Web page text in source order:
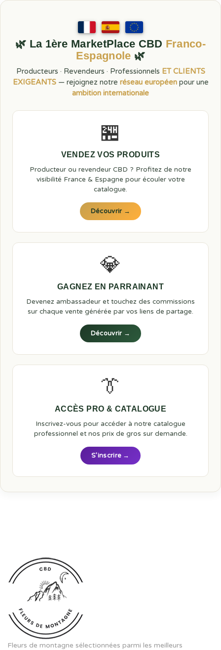
🌿 La 1ère MarketPlace CBD Franco-
Espagnole 🌿
Producteurs · Revendeurs · Professionnels ET CLIENTS
EXIGEANTS— rejoignez notre réseau européenpour une
ambition internationale
🏪
VENDEZ VOS PRODUITS
Producteur ou revendeur CBD ? Profitez de notre
visibilité France & Espagne pour écouler votre
catalogue.
Découvrir →
💎
GAGNEZ EN PARRAINANT
Devenez ambassadeur et touchez des commissions
sur chaque vente générée par vos liens de partage.
Découvrir →
👔
ACCÈS PRO & CATALOGUE
Inscrivez-vous pour accéder à notre catalogue
professionnel et nos prix de gros sur demande.
S’inscrire →
Fleurs de montagne sélectionnées parmi les meilleurs